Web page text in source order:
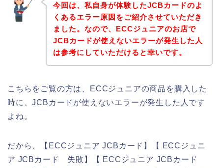
今回は、私自身が体験したJCBカードのよ
くあるエラー原因をご紹介させていただき
ました。なので、ECCジュニアのお店で
JCBカードが使えないエラーが発生した人
は参考にしていただけると幸いです。
こちらをご覧の方は、ECCジュニアの商品を購入した
時に、JCBカードが使えないエラーが発生した人です
よね。
だから、【ECCジュニア JCBカード】【 ECCジュニ
ア JCBカード 失敗】【 ECCジュニア JCBカード